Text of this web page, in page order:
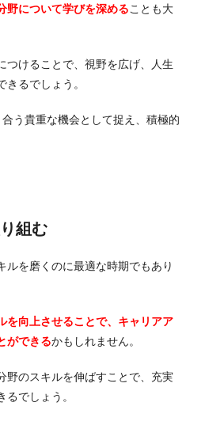
野について学びを深めることも大
つけることで、視野を広げ、人生
るでしょう。
う貴重な機会として捉え、積極的
組む
ルを磨くのに最適な時期でもあり
を向上させることで、キャリアア
ができるかもしれません。
野のスキルを伸ばすことで、充実
るでしょう。